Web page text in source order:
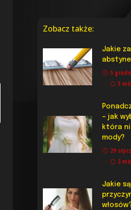
Zobacz także:
Jakie
5
5
– jak
która
mody?
29
3
Jakie